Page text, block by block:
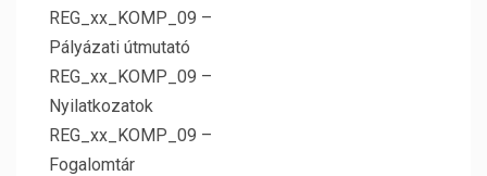
REG_xx_KOMP_09 –
Pályázati útmutató
REG_xx_KOMP_09 –
Nyilatkozatok
REG_xx_KOMP_09 –
Fogalomtár